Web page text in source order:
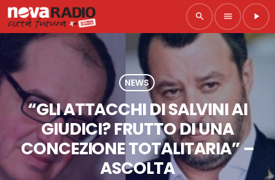
search menu play_arrow
NEWS
“GLI ATTACCHI DI SALVINI AI
GIUDICI? FRUTTO DI UNA
CONCEZIONE TOTALITARIA” –
ASCOLTA